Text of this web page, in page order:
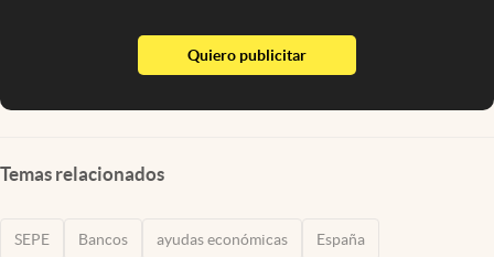
Quiero publicitarabre en nueva pestaña
Temas relacionados
SEPE Bancos ayudas económicas España